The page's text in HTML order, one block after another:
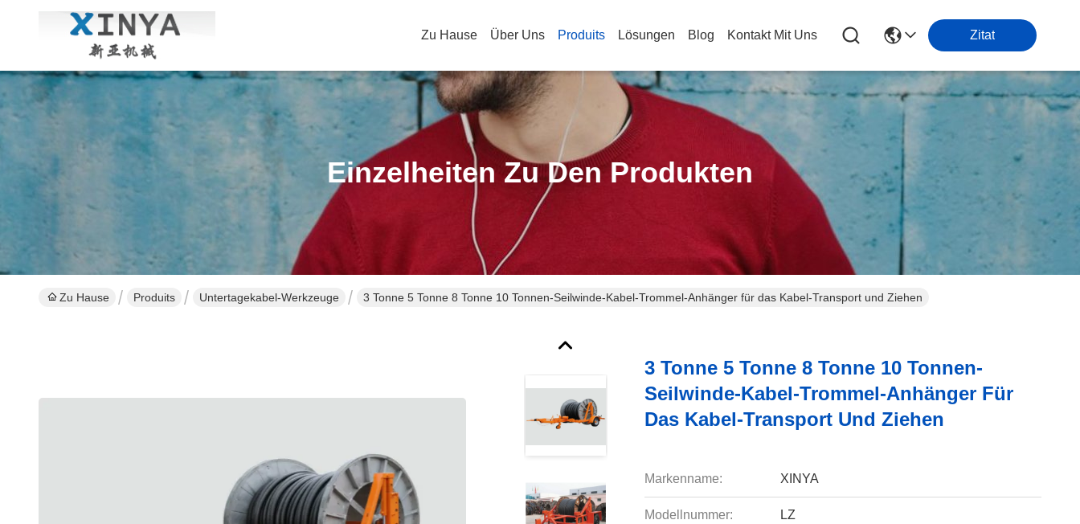
Zu Hause Über Uns Produits Lösungen Blog Kontakt Mit Uns Zitat
Einzelheiten Zu Den Produkten
Zu Hause Produits Untertagekabel-Werkzeuge 3 Tonne 5 Tonne 8 Tonne 10 Tonnen-Seilwinde-Kabel-Trommel-Anhänger für das Kabel-Transport und Ziehen
3 Tonne 5 Tonne 8 Tonne 10 Tonnen-
Seilwinde-Kabel-Trommel-Anhänger Für
Das Kabel-Transport Und Ziehen
Markenname: XINYA
Modellnummer: LZ